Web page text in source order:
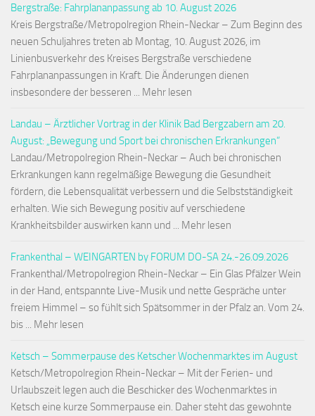
Bergstraße: Fahrplananpassung ab 10. August 2026
Kreis Bergstraße/Metropolregion Rhein-Neckar – Zum Beginn des
neuen Schuljahres treten ab Montag, 10. August 2026, im
Linienbusverkehr des Kreises Bergstraße verschiedene
Fahrplananpassungen in Kraft. Die Änderungen dienen
insbesondere der besseren ... Mehr lesen
Landau – Ärztlicher Vortrag in der Klinik Bad Bergzabern am 20.
August: „Bewegung und Sport bei chronischen Erkrankungen“
Landau/Metropolregion Rhein-Neckar – Auch bei chronischen
Erkrankungen kann regelmäßige Bewegung die Gesundheit
fördern, die Lebensqualität verbessern und die Selbstständigkeit
erhalten. Wie sich Bewegung positiv auf verschiedene
Krankheitsbilder auswirken kann und ... Mehr lesen
Frankenthal – WEINGARTEN by FORUM DO-SA 24.-26.09.2026
Frankenthal/Metropolregion Rhein-Neckar – Ein Glas Pfälzer Wein
in der Hand, entspannte Live-Musik und nette Gespräche unter
freiem Himmel – so fühlt sich Spätsommer in der Pfalz an. Vom 24.
bis ... Mehr lesen
Ketsch – Sommerpause des Ketscher Wochenmarktes im August
Ketsch/Metropolregion Rhein-Neckar – Mit der Ferien- und
Urlaubszeit legen auch die Beschicker des Wochenmarktes in
Ketsch eine kurze Sommerpause ein. Daher steht das gewohnte